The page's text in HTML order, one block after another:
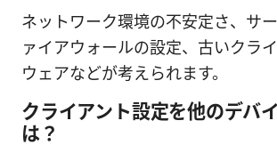
ネットワーク環境の不安定さ、サ
ァイアウォールの設定、古いクラ
ウェアなどが考えられます。
クライアント設定を他のデバ
は？